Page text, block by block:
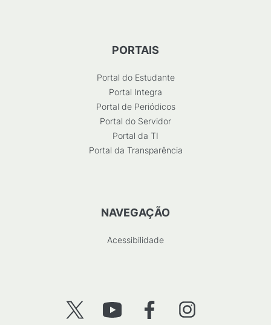
PORTAIS
Portal do Estudante
Portal Integra
Portal de Periódicos
Portal do Servidor
Portal da TI
Portal da Transparência
NAVEGAÇÃO
Acessibilidade